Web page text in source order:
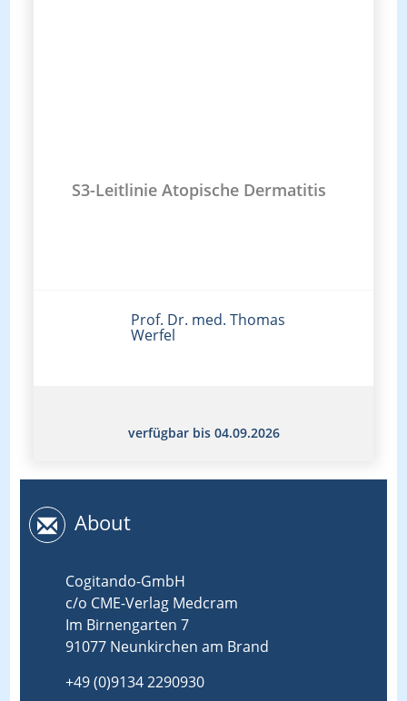
S3-Leitlinie Atopische Dermatitis
Prof. Dr. med. Thomas
Werfel
verfügbar bis 04.09.2026
About
Cogitando-GmbH
c/o CME-Verlag Medcram
Im Birnengarten 7
91077 Neunkirchen am Brand
+49 (0)9134 2290930